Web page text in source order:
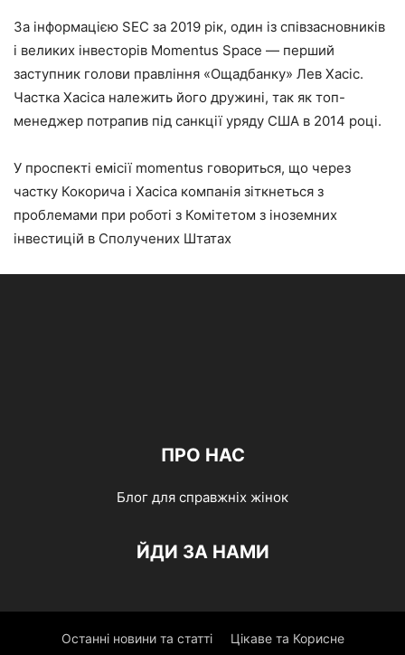
За інформацією SEC за 2019 рік, один із співзасновників
і великих інвесторів Momentus Space — перший
заступник голови правління «Ощадбанку» Лев Хасіс.
Частка Хасіса належить його дружині, так як топ-
менеджер потрапив під санкції уряду США в 2014 році.
У проспекті емісії momentus говориться, що через
частку Кокорича і Хасіса компанія зіткнеться з
проблемами при роботі з Комітетом з іноземних
інвестицій в Сполучених Штатах
ПРО НАС
Блог для справжніх жінок
ЙДИ ЗА НАМИ
Останні новини та статті Цікаве та Корисне